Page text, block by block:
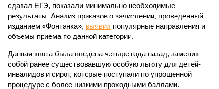
сдавал ЕГЭ, показали минимально необходимые
результаты. Анализ приказов о зачислении, проведенный
изданием «Фонтанка», выявил популярные направления и
объемы приема по данной категории.
Данная квота была введена четыре года назад, заменив
собой ранее существовавшую особую льготу для детей-
инвалидов и сирот, которые поступали по упрощенной
процедуре с более низкими проходными баллами.